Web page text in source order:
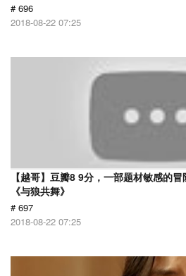
# 696
2018-08-22 07:25
【越哥】豆瓣8 9分，一部题材敏感的
《与狼共舞》
# 697
2018-08-22 07:25